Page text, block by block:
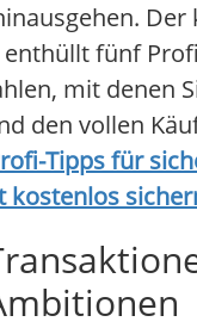
Der
enthüllt fünf
mit denen
den vollen
Tipps für
kostenlos